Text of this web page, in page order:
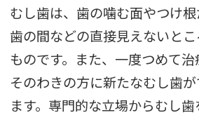
むし歯は、歯の噛む面やつけ根
歯の間などの直接見えないと
ものです。 また、一度つめて治
そのわきの方に新たなむし歯
ます。 専門的な立場からむし